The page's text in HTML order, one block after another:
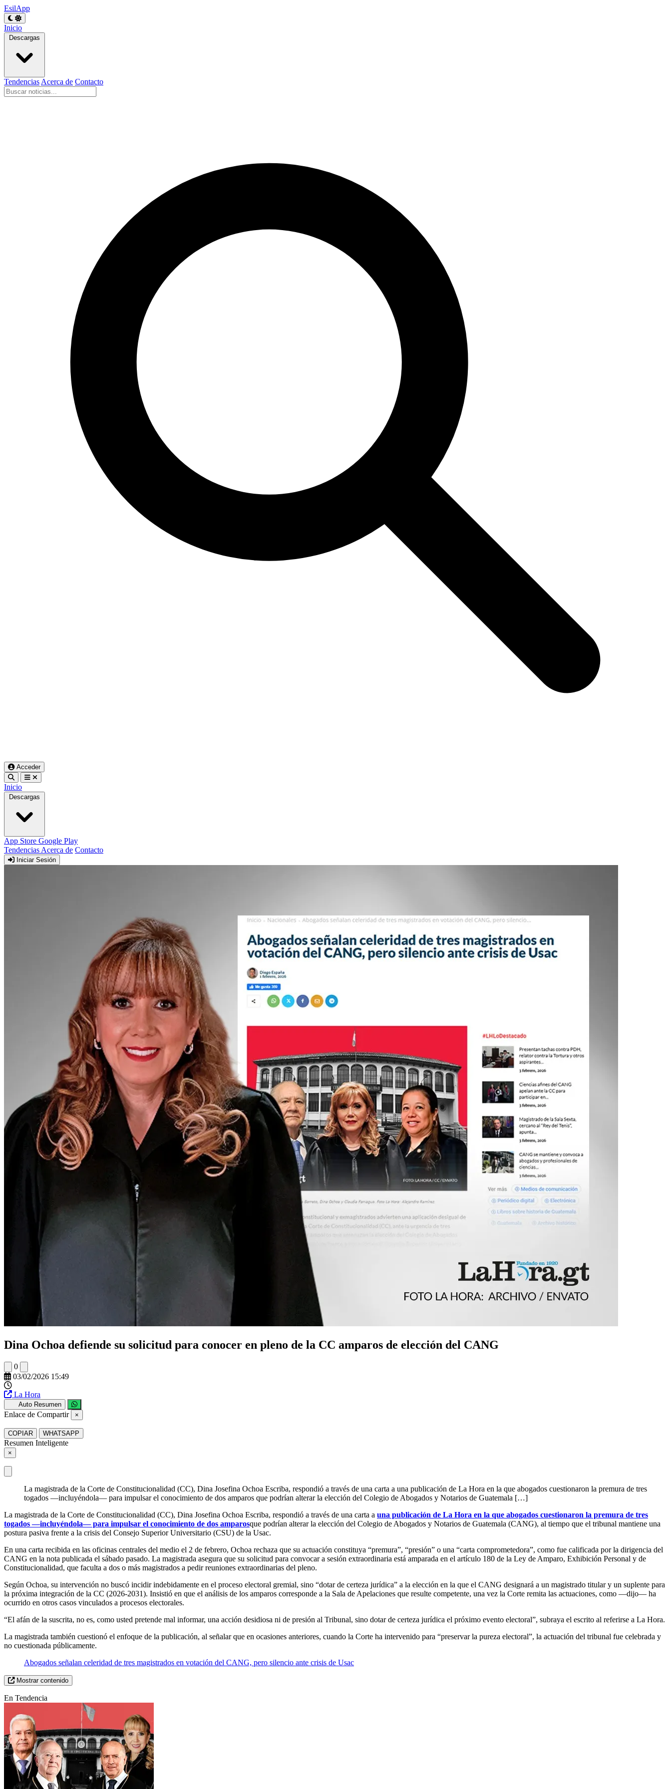
EsilApp
Inicio
Descargas
Tendencias Acerca de Contacto
Acceder
Inicio
Descargas
App Store Google Play
Tendencias Acerca de Contacto
Iniciar Sesión
Dina Ochoa defiende su solicitud para conocer en pleno de la CC amparos de elección del CANG
0
03/02/2026 15:49
La Hora
Auto Resumen
Enlace de Compartir ×
COPIAR WHATSAPP
Resumen Inteligente
×
La magistrada de la Corte de Constitucionalidad (CC), Dina Josefina Ochoa Escriba, respondió a través de una carta a una publicación de La Hora en la que abogados cuestionaron la premura de tres
togados —incluyéndola— para impulsar el conocimiento de dos amparos que podrían alterar la elección del Colegio de Abogados y Notarios de Guatemala […]
La magistrada de la Corte de Constitucionalidad (CC), Dina Josefina Ochoa Escriba, respondió a través de una carta a una publicación de La Hora en la que abogados cuestionaron la premura de tres
togados —incluyéndola— para impulsar el conocimiento de dos amparosque podrían alterar la elección del Colegio de Abogados y Notarios de Guatemala (CANG), al tiempo que el tribunal mantiene una
postura pasiva frente a la crisis del Consejo Superior Universitario (CSU) de la Usac.
En una carta recibida en las oficinas centrales del medio el 2 de febrero, Ochoa rechaza que su actuación constituya “premura”, “presión” o una “carta comprometedora”, como fue calificada por la dirigencia del
CANG en la nota publicada el sábado pasado. La magistrada asegura que su solicitud para convocar a sesión extraordinaria está amparada en el artículo 180 de la Ley de Amparo, Exhibición Personal y de
Constitucionalidad, que faculta a dos o más magistrados a pedir reuniones extraordinarias del pleno.
Según Ochoa, su intervención no buscó incidir indebidamente en el proceso electoral gremial, sino “dotar de certeza jurídica” a la elección en la que el CANG designará a un magistrado titular y un suplente para
la próxima integración de la CC (2026-2031). Insistió en que el análisis de los amparos corresponde a la Sala de Apelaciones que resulte competente, una vez la Corte remita las actuaciones, como —dijo— ha
ocurrido en otros casos vinculados a procesos electorales.
“El afán de la suscrita, no es, como usted pretende mal informar, una acción desidiosa ni de presión al Tribunal, sino dotar de certeza jurídica el próximo evento electoral”, subraya el escrito al referirse a La Hora.
La magistrada también cuestionó el enfoque de la publicación, al señalar que en ocasiones anteriores, cuando la Corte ha intervenido para “preservar la pureza electoral”, la actuación del tribunal fue celebrada y
no cuestionada públicamente.
Abogados señalan celeridad de tres magistrados en votación del CANG, pero silencio ante crisis de Usac
Mostrar contenido
En Tendencia